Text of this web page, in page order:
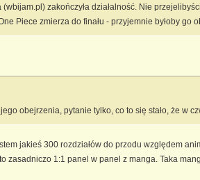
zakończyła działalność. Nie
Piece zmierza do finału - przyjemnie byłoby go
obejrzenia, pytanie tylko, co to się stało, że w
jakieś 300 rozdziałów do przodu względem
zasadniczo 1:1 panel w panel z manga. Taka